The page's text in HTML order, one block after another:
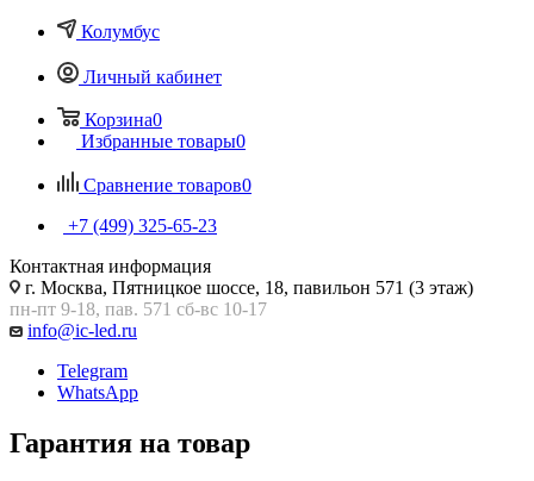
Колумбус
Личный кабинет
Корзина0
Избранные товары0
Сравнение товаров0
+7 (499) 325-65-23
Контактная информация
г. Москва, Пятницкое шоссе, 18, павильон 571 (3 этаж)
пн-пт 9-18, пав. 571 сб-вс 10-17
info@ic-led.ru
Telegram
WhatsApp
Гарантия на товар